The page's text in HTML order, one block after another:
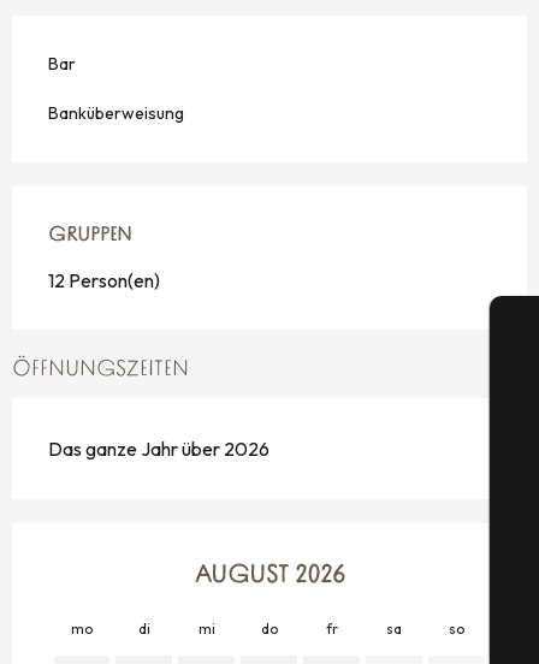
Bar
Banküberweisung
GRUPPEN
GRUPPEN
12 Person(en)
ÖFFNUNGSZEITEN
Das ganze Jahr über 2026
AUGUST 2026
mo di mi do fr sa so